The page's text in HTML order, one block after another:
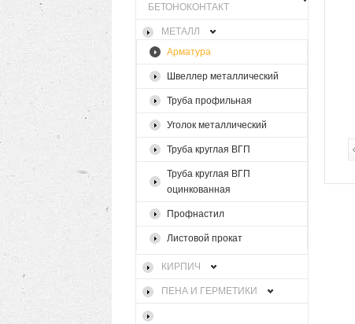
БЕТОНОКОНТАКТ
МЕТАЛЛ
Арматура
Швеллер металлический
Труба профильная
Уголок металлический
Труба круглая ВГП
Труба круглая ВГП
оцинкованная
Профнастил
Листовой прокат
КИРПИЧ
ПЕНА И ГЕРМЕТИКИ